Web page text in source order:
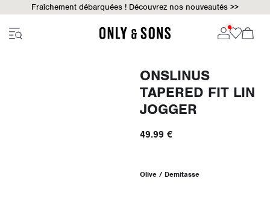
Fraîchement débarquées ! Découvrez nos nouveautés >>
ONSLINUS
TAPERED FIT LIN
JOGGER
49.99 €
Olive / Demitasse